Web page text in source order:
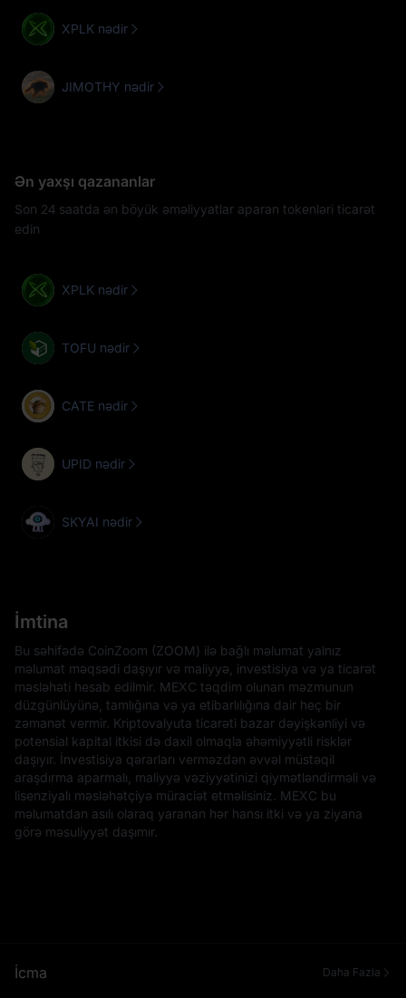
XPLK nədir
JIMOTHY nədir
Ən yaxşı qazananlar
Son 24 saatda ən böyük əməliyyatlar aparan tokenləri ticarət
edin
XPLK nədir
TOFU nədir
CATE nədir
UPID nədir
SKYAI nədir
İmtina
Bu səhifədə CoinZoom (ZOOM) ilə bağlı məlumat yalnız
məlumat məqsədi daşıyır və maliyyə, investisiya və ya ticarət
məsləhəti hesab edilmir. MEXC təqdim olunan məzmunun
düzgünlüyünə, tamlığına və ya etibarlılığına dair heç bir
zəmanət vermir. Kriptovalyuta ticarəti bazar dəyişkənliyi və
potensial kapital itkisi də daxil olmaqla əhəmiyyətli risklər
daşıyır. İnvestisiya qərarları verməzdən əvvəl müstəqil
araşdırma aparmalı, maliyyə vəziyyətinizi qiymətləndirməli və
lisenziyalı məsləhətçiyə müraciət etməlisiniz. MEXC bu
məlumatdan asılı olaraq yaranan hər hansı itki və ya ziyana
görə məsuliyyət daşımır.
İcma Daha Fazla